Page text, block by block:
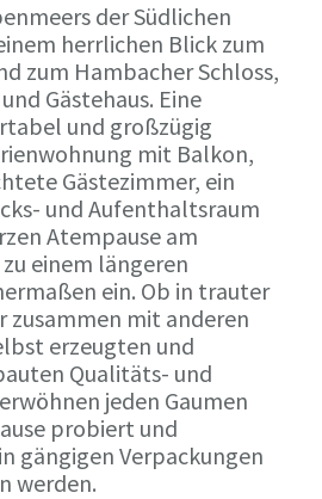
der Südlichen
herrlichen Blick zum
zum Hambacher Schloss,
Gästehaus. Eine
und großzügig
mit Balkon,
Gästezimmer, ein
und Aufenthaltsraum
Atempause am
einem längeren
ein. Ob in trauter
zusammen mit anderen
erzeugten und
Qualitäts- und
jeden Gaumen
probiert und
gängigen Verpackungen
werden.